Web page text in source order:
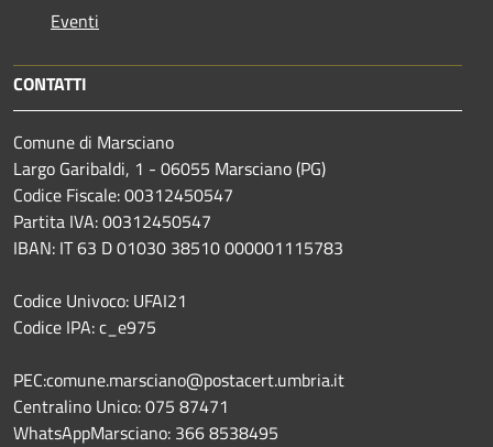
Eventi
CONTATTI
Comune di Marsciano
Largo Garibaldi, 1 - 06055 Marsciano (PG)
Codice Fiscale: 00312450547
Partita IVA: 00312450547
IBAN: IT 63 D 01030 38510 000001115783
Codice Univoco: UFAI21
Codice IPA: c_e975
PEC:comune.marsciano@postacert.umbria.it
Centralino Unico: 075 87471
WhatsAppMarsciano: 366 8538495